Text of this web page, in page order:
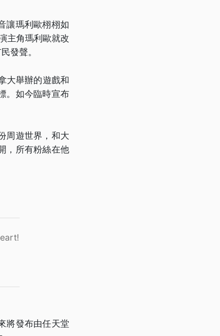
讓瑪利歐栩栩如
主角瑪利歐就改
發聲。
大舉辦的遊戲和
。如今臨時宣布
周遊世界，和大
，所有粉絲在他
將發布由任天堂